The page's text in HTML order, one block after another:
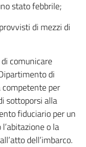
stato febbrile;
di mezzi di
comunicare
di
competente per
sottoporsi alla
fiduciario per un
o la
dell’imbarco.